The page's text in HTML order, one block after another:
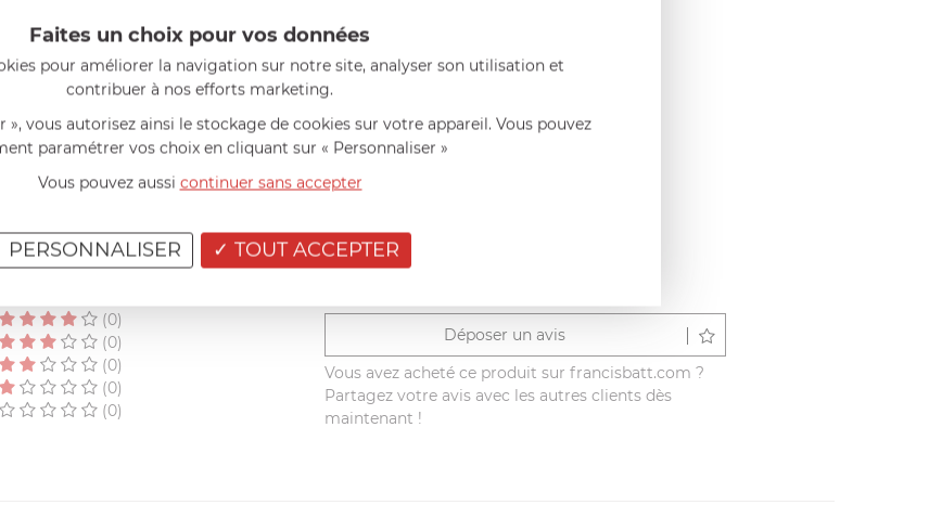
dans le moule.
AIDE AU CHOIX
(0)
(0)
(0)
(0)
(0)
Déposer un avis
Vous avez acheté ce produit sur francisbatt.com ?
Partagez votre avis avec les autres clients dès
maintenant !
Faites un choix pour vos données
pour améliorer la navigation sur notre site, analyser son utilisation et
contribuer à nos efforts marketing.
», vous autorisez ainsi le stockage de cookies sur votre appareil. Vous pouvez
paramétrer vos choix en cliquant sur « Personnaliser »
Vous pouvez aussi continuer sans accepter
TOUT ACCEPTER
PERSONNALISER